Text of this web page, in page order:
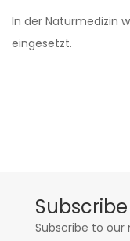
In der Naturmedizin
eingesetzt.
Subscribe to